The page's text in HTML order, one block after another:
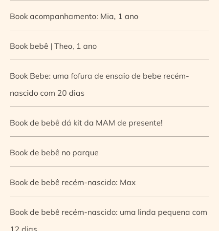
Book acompanhamento: Mia, 1 ano
Book bebê | Theo, 1 ano
Book Bebe: uma fofura de ensaio de bebe recém-
nascido com 20 dias
Book de bebê dá kit da MAM de presente!
Book de bebê no parque
Book de bebê recém-nascido: Max
Book de bebê recém-nascido: uma linda pequena com
12 dias.